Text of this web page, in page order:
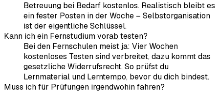
Betreuung bei Bedarf kostenlos. Realistisch bleibt es
ein fester Posten in der Woche – Selbstorganisation
ist der eigentliche Schlüssel.
Kann ich ein Fernstudium vorab testen?
Bei den Fernschulen meist ja: Vier Wochen
kostenloses Testen sind verbreitet, dazu kommt das
gesetzliche Widerrufsrecht. So prüfst du
Lernmaterial und Lerntempo, bevor du dich bindest.
Muss ich für Prüfungen irgendwohin fahren?